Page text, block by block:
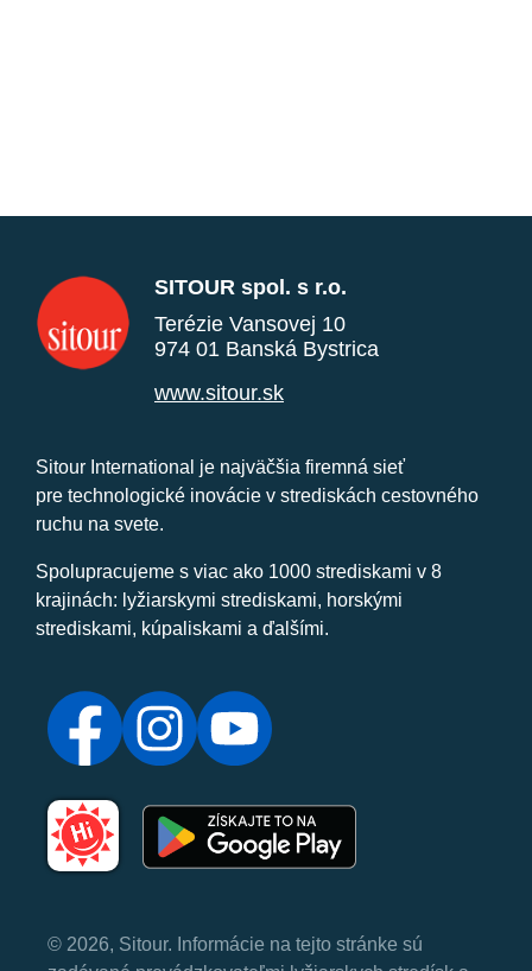
SITOUR spol. s r.o.
Terézie Vansovej 10
974 01 Banská Bystrica
www.sitour.sk
Sitour International je najväčšia firemná sieť
pre technologické inovácie v strediskách cestovného
ruchu na svete.
Spolupracujeme s viac ako 1000 strediskami v 8
krajinách: lyžiarskymi strediskami, horskými
strediskami, kúpaliskami a ďalšími.
© 2026, Sitour. Informácie na tejto stránke sú